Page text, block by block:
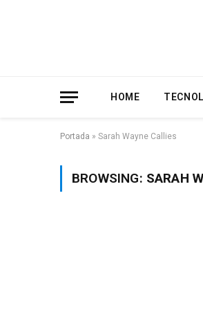
HOME
Portada » Sarah Wayne Callies
BROWSING: SARAH